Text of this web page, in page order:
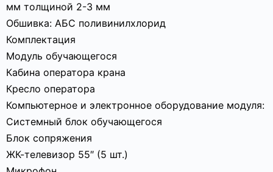
мм толщиной 2-3 мм
Обшивка: АБС поливинилхлорид
Комплектация
Модуль обучающегося
Кабина оператора крана
Кресло оператора
Компьютерное и электронное оборудование модуля:
Системный блок обучающегося
Блок сопряжения
ЖК-телевизор 55″ (5 шт.)